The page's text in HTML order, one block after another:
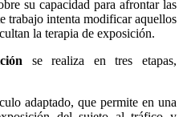
su capacidad para afrontar las
trabajo intenta modificar aquellos
la terapia de exposición.
se realiza en tres etapas,
adaptado, que permite en una